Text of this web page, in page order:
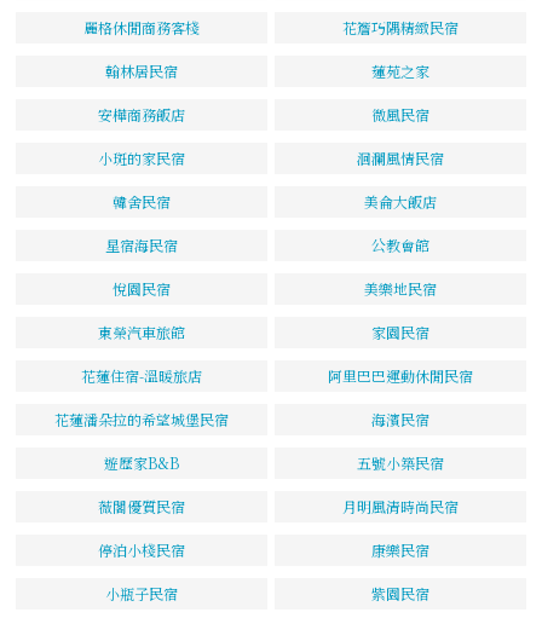
麗格休閒商務客棧 花簷巧隅精緻民宿
翰林居民宿 蓮苑之家
安樺商務飯店 微風民宿
小斑的家民宿 洄瀾風情民宿
韓舍民宿 美侖大飯店
星宿海民宿 公教會館
悅園民宿 美樂地民宿
東榮汽車旅館 家園民宿
花蓮住宿-溫暖旅店 阿里巴巴運動休閒民宿
花蓮潘朵拉的希望城堡民宿 海濱民宿
遊歷家B&B 五號小築民宿
薇閣優質民宿 月明風清時尚民宿
停泊小棧民宿 康樂民宿
小瓶子民宿 紫園民宿